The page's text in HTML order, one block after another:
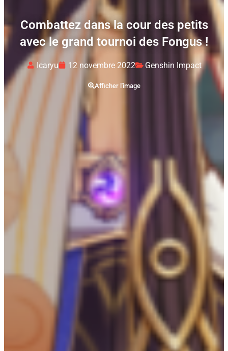
Combattez dans la cour des petits
avec le grand tournoi des Fongus !
Icaryu 12 novembre 2022 Genshin Impact
Afficher l'image